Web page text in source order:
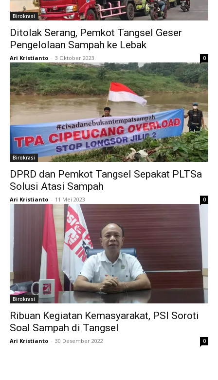
Birokrasi
Ditolak Serang, Pemkot Tangsel Geser
Pengelolaan Sampah ke Lebak
Ari Kristianto - 3 Oktober 2023 0
Birokrasi
DPRD dan Pemkot Tangsel Sepakat PLTSa
Solusi Atasi Sampah
Ari Kristianto - 11 Mei 2023 0
Birokrasi
Ribuan Kegiatan Kemasyarakat, PSI Soroti
Soal Sampah di Tangsel
Ari Kristianto - 30 Desember 2022 0